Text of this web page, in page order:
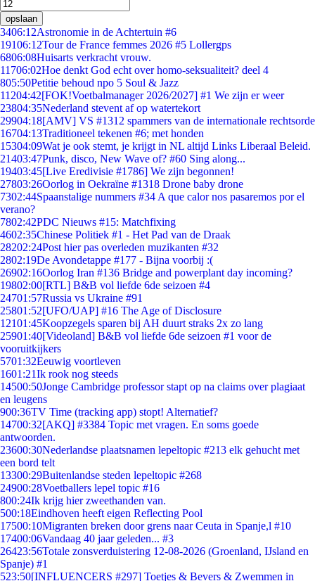
opslaan
3406:12Astronomie in de Achtertuin #6
19106:12Tour de France femmes 2026 #5 Lollergps
6806:08Huisarts verkracht vrouw.
11706:02Hoe denkt God echt over homo-seksualiteit? deel 4
805:50Petitie behoud npo 5 Soul & Jazz
11204:42[FOK!Voetbalmanager 2026/2027] #1 We zijn er weer
23804:35Nederland stevent af op watertekort
29904:18[AMV] VS #1312 spammers van de internationale rechtsorde
16704:13Traditioneel tekenen #6; met honden
15304:09Wat je ook stemt, je krijgt in NL altijd Links Liberaal Beleid.
21403:47Punk, disco, New Wave of? #60 Sing along...
19403:45[Live Eredivisie #1786] We zijn begonnen!
27803:26Oorlog in Oekraïne #1318 Drone baby drone
7302:44Spaanstalige nummers #34 A que calor nos pasaremos por el
verano?
7802:42PDC Nieuws #15: Matchfixing
4602:35Chinese Politiek #1 - Het Pad van de Draak
28202:24Post hier pas overleden muzikanten #32
2802:19De Avondetappe #177 - Bijna voorbij :(
26902:16Oorlog Iran #136 Bridge and powerplant day incoming?
19802:00[RTL] B&B vol liefde 6de seizoen #4
24701:57Russia vs Ukraine #91
25801:52[UFO/UAP] #16 The Age of Disclosure
12101:45Koopzegels sparen bij AH duurt straks 2x zo lang
25901:40[Videoland] B&B vol liefde 6de seizoen #1 voor de
vooruitkijkers
5701:32Eeuwig voortleven
1601:21Ik rook nog steeds
14500:50Jonge Cambridge professor stapt op na claims over plagiaat
en leugens
900:36TV Time (tracking app) stopt! Alternatief?
14700:32[AKQ] #3384 Topic met vragen. En soms goede
antwoorden.
23600:30Nederlandse plaatsnamen lepeltopic #213 elk gehucht met
een bord telt
13300:29Buitenlandse steden lepeltopic #268
24900:28Voetballers lepel topic #16
800:24Ik krijg hier zweethanden van.
500:18Eindhoven heeft eigen Reflecting Pool
17500:10Migranten breken door grens naar Ceuta in Spanje,l #10
17400:06Vandaag 40 jaar geleden... #3
26423:56Totale zonsverduistering 12-08-2026 (Groenland, IJsland en
Spanje) #1
523:50[INFLUENCERS #297] Toetjes & Bevers & Zwemmen in